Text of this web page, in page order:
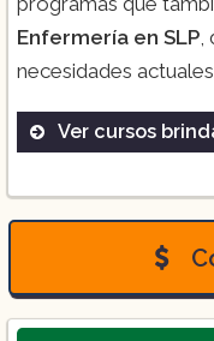
Enfermería en SLP,
necesidades
Ver cursos
Psicología
Enfermería